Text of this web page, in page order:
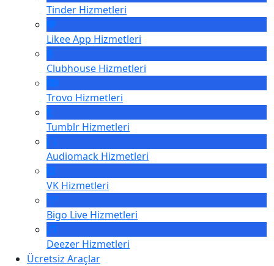
Tinder Hizmetleri
Likee App Hizmetleri
Clubhouse Hizmetleri
Trovo Hizmetleri
Tumblr Hizmetleri
Audiomack Hizmetleri
VK Hizmetleri
Bigo Live Hizmetleri
Deezer Hizmetleri
Ücretsiz Araçlar